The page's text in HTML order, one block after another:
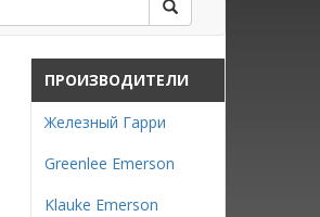
ПРОИЗВОДИТЕЛИ
Железный Гарри
Greenlee Emerson
Klauke Emerson